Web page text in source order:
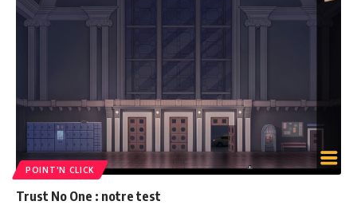
POINT'N CLICK
Trust No One : notre test